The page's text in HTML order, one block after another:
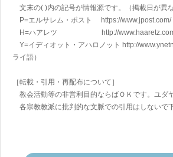
文末の( )内の記号が情報源です。（掲載日が異
P=エルサレム・ポスト https://www.jpost.com/
H=ハアレツ http://
Y=イディオット・アハロノット http://
ライ語）
［転載・引用・再配布について］
教会活動等の非営利目的ならばＯＫです。ユダ
各宗教教派に批判的な文脈での引用はしないで下